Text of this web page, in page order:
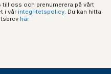
oss och prenumerera på vårt
i vår integritetspolicy. Du kan hitta
här